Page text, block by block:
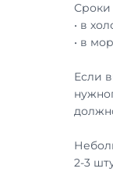
Сроки
• в
• в
Если
2-3